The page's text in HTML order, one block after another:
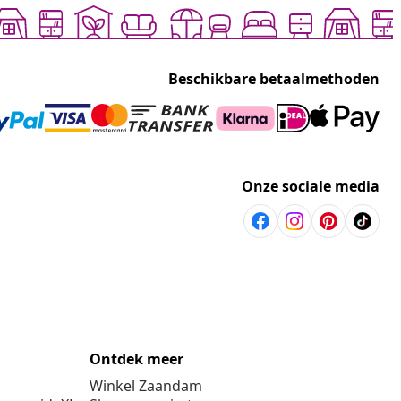
Beschikbare betaalmethoden
Onze sociale media
Ontdek meer
Winkel Zaandam